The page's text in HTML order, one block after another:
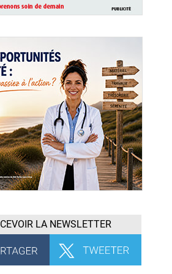
LA NEWSLETTER